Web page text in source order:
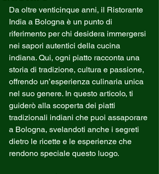
Da oltre venticinque anni, il Ristorante
India a Bologna è un punto di
riferimento per chi desidera immergersi
nei sapori autentici della cucina
indiana. Qui, ogni piatto racconta una
storia di tradizione, cultura e passione,
offrendo un’esperienza culinaria unica
nel suo genere. In questo articolo, ti
guiderò alla scoperta dei piatti
tradizionali indiani che puoi assaporare
a Bologna, svelandoti anche i segreti
dietro le ricette e le esperienze che
rendono speciale questo luogo.